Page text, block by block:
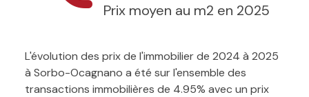
Prix moyen au m2 en 2025
L'évolution des prix de l'immobilier de 2024 à 2025
à Sorbo-Ocagnano a été sur l'ensemble des
transactions immobilières de 4.95% avec un prix